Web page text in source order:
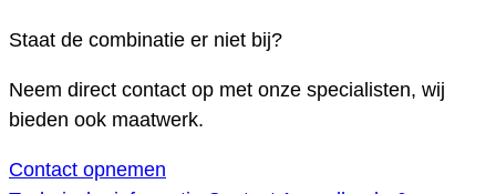
Staat de combinatie er niet bij?
Neem direct contact op met onze specialisten, wij
bieden ook maatwerk.
Contact opnemen